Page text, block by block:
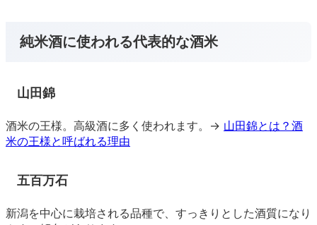
純米酒に使われる代表的な酒米
山田錦
酒米の王様。高級酒に多く使われます。→ 山田錦とは？酒
米の王様と呼ばれる理由
五百万石
新潟を中心に栽培される品種で、すっきりとした酒質になり